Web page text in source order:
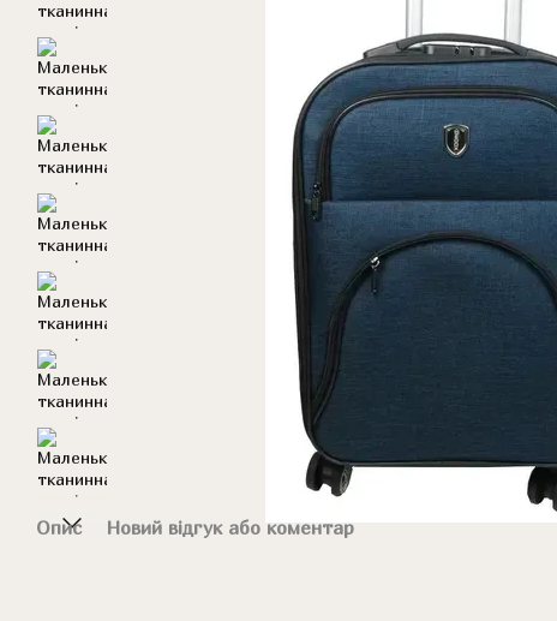
Опис Новий відгук або коментар